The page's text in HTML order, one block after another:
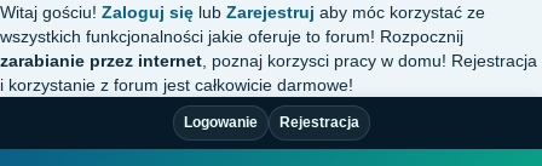
Witaj gościu! Zaloguj się lub Zarejestruj aby móc korzystać ze
wszystkich funkcjonalności jakie oferuje to forum! Rozpocznij
zarabianie przez internet , poznaj korzysci pracy w domu! Rejestracja
i korzystanie z forum jest całkowicie darmowe!
Logowanie Rejestracja